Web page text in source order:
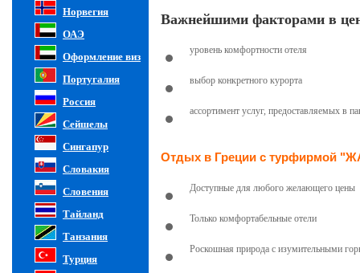
Норвегия
ОАЭ
Оформление виз
Португалия
Россия
Сейшелы
Сингапур
Словакия
Словения
Тайланд
Танзания
Турция
Важнейшими факторами в
уровень комфортности отеля
выбор конкретного курорта
ассортимент услуг, предоставляемых в
Отдых в Греции с турфирмой
Доступные для любого желающего цены
Только комфортабельные отели
Роскошная природа с изумительными